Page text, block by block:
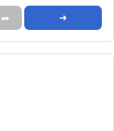
➦ ➜